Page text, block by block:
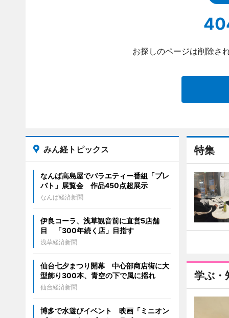
お探しのページは削除さ
特集
学ぶ・
みん経トピックス
なんば高島屋でバラエティー番組「プレ
バト」展覧会 作品450点超展示
なんば経済新聞
伊良コーラ、浅草観音前に直営5店舗
目 「300年続く店」目指す
浅草経済新聞
仙台七夕まつり開幕 中心部商店街に大
型飾り300本、青空の下で風に揺れ
仙台経済新聞
博多で水遊びイベント 映画「ミニオン